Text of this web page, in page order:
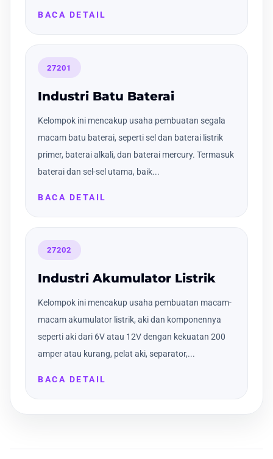
BACA DETAIL
27201
Industri Batu Baterai
Kelompok ini mencakup usaha pembuatan segala
macam batu baterai, seperti sel dan baterai listrik
primer, baterai alkali, dan baterai mercury. Termasuk
baterai dan sel-sel utama, baik...
BACA DETAIL
27202
Industri Akumulator Listrik
Kelompok ini mencakup usaha pembuatan macam-
macam akumulator listrik, aki dan komponennya
seperti aki dari 6V atau 12V dengan kekuatan 200
amper atau kurang, pelat aki, separator,...
BACA DETAIL